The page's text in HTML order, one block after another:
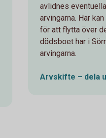
avlidnes
arvingarna. Här
för att flytta över
dödsboet har i
arvingarna.
Arvskifte – dela